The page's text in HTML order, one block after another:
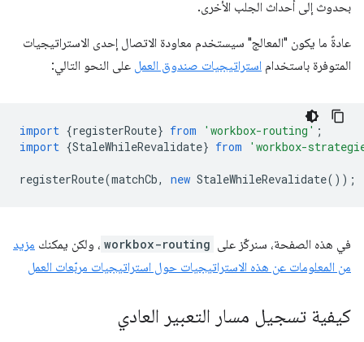
بحدوث إلى أحداث الجلب الأخرى.
عادةً ما يكون "المعالج" سيستخدم معاودة الاتصال إحدى الاستراتيجيات
المتوفرة باستخدام استراتيجيات صندوق العمل على النحو التالي:
import {registerRoute} from 'workbox-routing' ;
import {StaleWhileRevalidate} from 'workbox-
registerRoute(matchCb, new StaleWhileRevalidate());
في هذه الصفحة، سنركّز على workbox-routing ، ولكن يمكنك مزيد
من المعلومات عن هذه الاستراتيجيات حول استراتيجيات مربّعات العمل
كيفية تسجيل مسار التعبير العادي